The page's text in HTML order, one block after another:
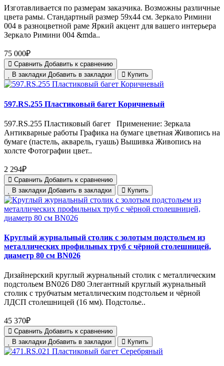
Изготавливается по размерам заказчика. Возможны различные
цвета рамы. Стандартный размер 59х44 см. Зеркало Римини
004 в разноцветной раме Яркий акцент для вашего интерьера
Зеркало Римини 004 &mda..
75 000₽
Сравнить Добавить к сравнению
В закладки Добавить в закладки Купить
597.RS.255 Пластиковый багет Коричневый
597.RS.255 Пластиковый багет Применение: Зеркала
Антикварные работы Графика на бумаге цветная Живопись на
бумаге (пастель, акварель, гуашь) Вышивка Живопись на
холсте Фотографии цвет..
2 294₽
Сравнить Добавить к сравнению
В закладки Добавить в закладки Купить
Круглый журнальный столик с золотым подстольем из
металлических профильных труб с чёрной столешницей,
диаметр 80 см BN026
Дизайнерский круглый журнальный столик с металлическим
подстольем BN026 D80 Элегантный круглый журнальный
столик с трубчатым металлическим подстольем и чёрной
ЛДСП столешницей (16 мм). Подстолье..
45 370₽
Сравнить Добавить к сравнению
В закладки Добавить в закладки Купить